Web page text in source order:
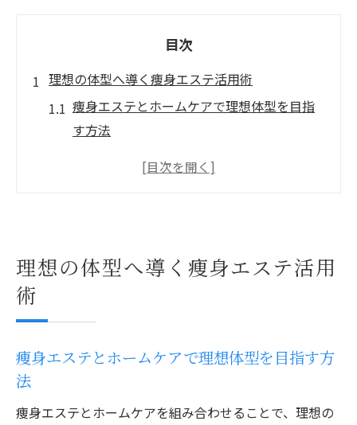
目次
理想の体型へ導く痩身エステ活用術
痩身エステとホームケアで理想体型を目指
す方法
エステ施術の効果を高めるホームケアのポ
最新の痩身エステ技術とその特徴を解説
痩身・エステ・ホームケアの相乗効果を促
毎日のホームケアでエステ効果を最大限に
理想の体型へ導く痩身エステ活用
術
痩身エステとホームケアで理想体型を目指す方
法
痩身エステとホームケアを組み合わせることで、理想の